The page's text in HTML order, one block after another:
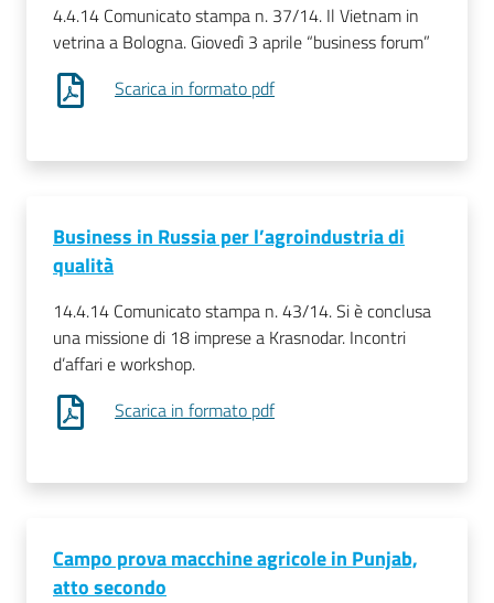
4.4.14 Comunicato stampa n. 37/14. Il Vietnam in
vetrina a Bologna. Giovedì 3 aprile “business forum”
Scarica in formato pdf
Business in Russia per l’agroindustria di
qualità
14.4.14 Comunicato stampa n. 43/14. Si è conclusa
una missione di 18 imprese a Krasnodar. Incontri
d’affari e workshop.
Scarica in formato pdf
Campo prova macchine agricole in Punjab,
atto secondo